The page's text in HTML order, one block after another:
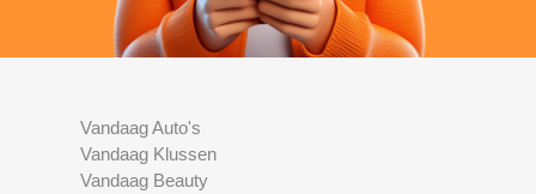
Vandaag Auto's
Vandaag Klussen
Vandaag Beauty